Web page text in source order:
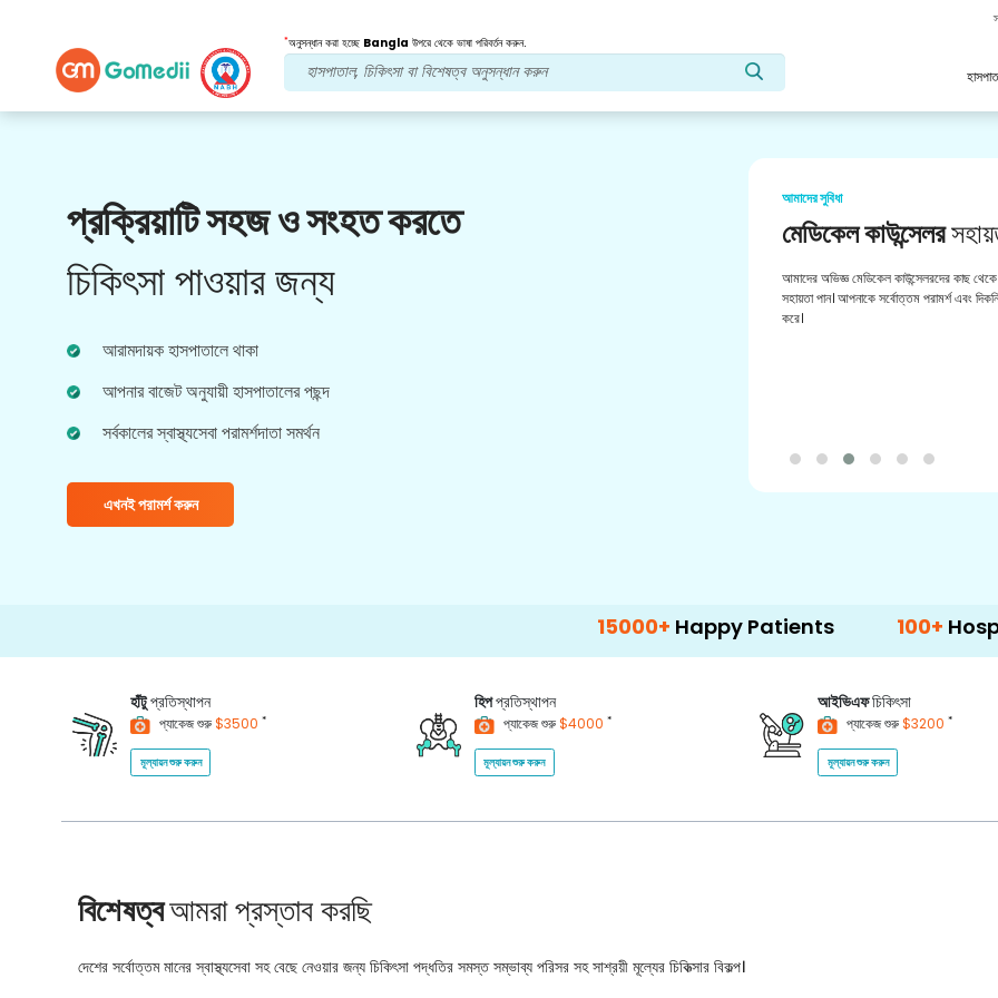
*অনুসন্ধান করা হচ্ছে Bangla উপরে থেকে ভাষা পরিবর্তন করুন.
প্রক্রিয়াটি সহজ ও সংহত করতে
চিকিৎসা পাওয়ার জন্য
আরামদায়ক হাসপাতালে থাকা
আপনার বাজেট অনুযায়ী হাসপাতালের পছন্দ
সর্বকালের স্বাস্থ্যসেবা পরামর্শদাতা সমর্থন
এখনই পরামর্শ করুন
আমাদের সুবিধা
পোস্ট চিকিত্সাঅনুসরণ যত্ন
আপনার সমস্যার সমাধান করার জন্য আমাদের দলের সাথে 24x7
চিকিৎসা এবং রোগীর সহায়তা পান। আপনার চিকিৎসার
আমাদের সুবিধা
মেডিকেল কাউন্সেলর
আমাদের অভিজ্ঞ মেডিকেল কাউন্সেলরদের কাছ থেকে
সহায়তা পান। আপনাকে সর্বোত্তম পরামর্শ এবং
করে।
Happy Patients 100+ Hospitals &
হাঁটুপ্রতিস্থাপন
প্যাকেজ শুরু$3500 *
মূল্যায়ন শুরু করুন
হিপপ্রতিস্থাপন
প্যাকেজ শুরু$4000 *
মূল্যায়ন শুরু করুন
আইভিএফচিকিৎসা
প্যাকেজ শুরু$3200 *
মূল্যায়ন শুরু করুন
বিশেষত্বআমরা প্রস্তাব করছি
দেশের সর্বোত্তম মানের স্বাস্থ্যসেবা সহ বেছে নেওয়ার জন্য চিকিৎসা পদ্ধতির সমস্ত সম্ভাব্য পরিসর সহ সাশ্রয়ী মূল্যের চিকিত্সার বিকল্প।